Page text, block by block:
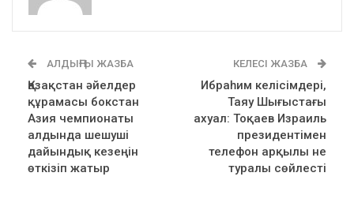
АЛДЫҢҒЫ ЖАЗБА
Қазақстан әйелдер
құрамасы бокстан
Азия чемпионаты
алдында шешуші
дайындық кезеңін
өткізіп жатыр
КЕЛЕСІ ЖАЗБА
Ибраһим келісімдері,
Таяу Шығыстағы
ахуал: Тоқаев Израиль
президентімен
телефон арқылы не
туралы сөйлесті